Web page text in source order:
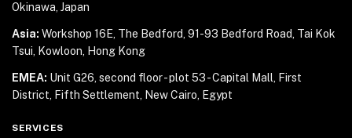
Okinawa, Japan
Asia: Workshop 16E, The Bedford, 91-93 Bedford Road, Tai Kok
Tsui, Kowloon, Hong Kong
EMEA: Unit G26, second floor - plot 53 - Capital Mall,
First
District, Fifth Settlement, New Cairo, Egypt
SERVICES